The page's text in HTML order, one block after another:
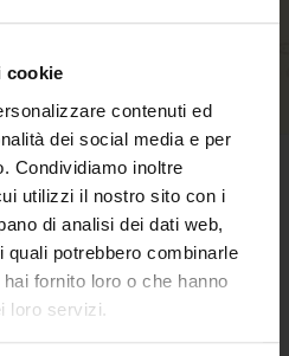
cookie
contenuti ed
dei social media e per
Condividiamo inoltre
utilizzi il nostro sito con i
di analisi dei dati web,
potrebbero combinarle
fornito loro o che hanno
loro servizi.
e condizioni